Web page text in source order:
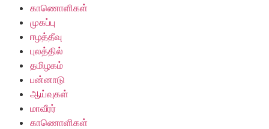
காணொளிகள்
முகப்பு
ஈழத்தீவு
புலத்தில்
தமிழகம்
பன்னாடு
ஆய்வுகள்
மாவீரர்
காணொளிகள்